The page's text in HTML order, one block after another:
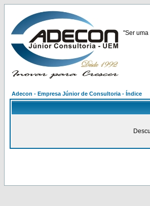
"Ser
Adecon - Empresa Júnior de Consultoria - Índice